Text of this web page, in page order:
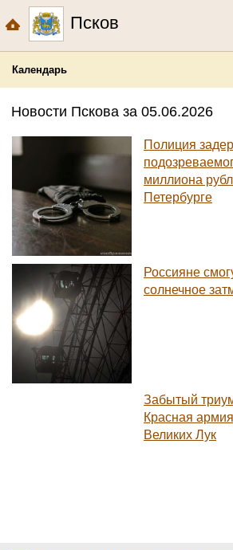
Псков
Календарь
Новости Пскова за 05.06.2026
Полиция
миллиона
Петербурге
Россияне
солнечное
Забытый
Красная
Великих Лук